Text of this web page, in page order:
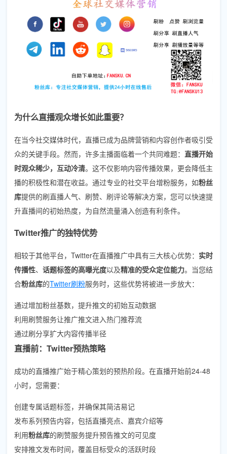
为什么直播观众增长如此重要？
在当今社交媒体时代，直播已成为品牌营销和内容创作者吸引受
众的关键手段。然而，许多主播面临着一个共同难题： 直播开始
时观众稀少，互动冷清。这不仅影响内容传播效果，更会降低主
播的积极性和潜在收益。通过专业的社交平台增粉服务，如粉丝
库提供的刷直播人气、刷赞、刷评论等解决方案，您可以快速提
升直播间的初始热度，为自然流量涌入创造有利条件。
Twitter推广的独特优势
相较于其他平台，Twitter在直播推广中具有三大核心优势： 实时
传播性、 话题标签的高曝光度以及精准的受众定位能力。当您结
合粉丝库的Twitter刷粉服务时，这些优势将被进一步放大：
通过增加粉丝基数，提升推文的初始互动数据
利用刷赞服务让推广推文进入热门推荐流
通过刷分享扩大内容传播半径
直播前：Twitter预热策略
成功的直播推广始于精心策划的预热阶段。在直播开始前24-48
小时，您需要：
创建专属话题标签，并确保其简洁易记
发布系列预告内容，包括直播亮点、嘉宾介绍等
利用粉丝库的刷赞服务提升预告推文的可见度
安排推文发布时间，覆盖目标受众的活跃时段